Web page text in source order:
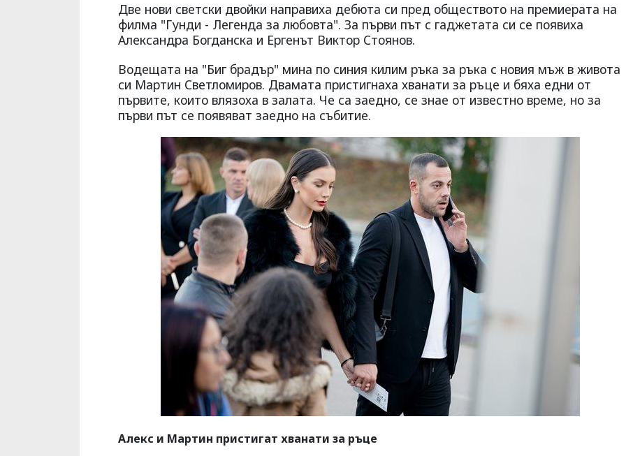
Две нови светски двойки направиха дебюта си пред обществото на премиерата на
филма "Гунди - Легенда за любовта". За първи път с гаджетата си се появиха
Александра Богданска и Ергенът Виктор Стоянов.
Водещата на "Биг брадър" мина по синия килим ръка за ръка с новия мъж в живота
си Мартин Светломиров. Двамата пристигнаха хванати за ръце и бяха едни от
първите, които влязоха в залата. Че са заедно, се знае от известно време, но за
първи път се появяват заедно на събитие.
Алекс и Мартин пристигат хванати за ръце